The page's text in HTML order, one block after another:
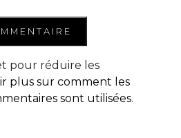
pour réduire les
plus sur comment les
sont utilisées.